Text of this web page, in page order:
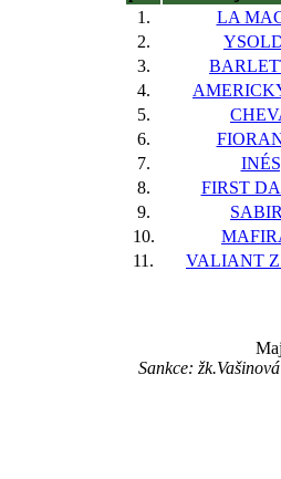
1.
LA
2.
3.
4.
5.
6.
7.
8.
FIRST
9.
10.
11.
VALIANT Z
Sankce: